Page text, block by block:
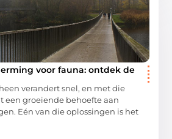
voor fauna: ontdek de
verandert snel, en met die
een groeiende behoefte aan
Eén van die oplossingen is het